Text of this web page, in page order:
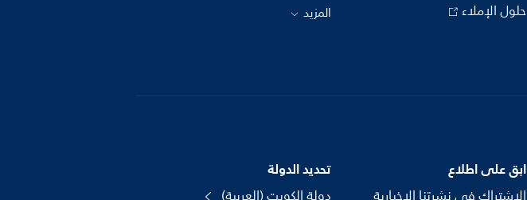
حلول الإملاء
المزيد
ابق على اطلاع تحديد الدولة